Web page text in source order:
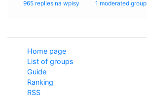
965 replies na wpisy 1 moderated group
Home page
List of groups
Guide
Ranking
RSS